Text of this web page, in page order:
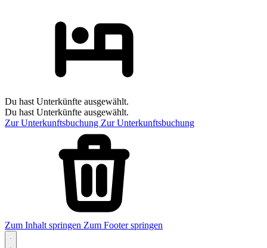
Du hast Unterkünfte ausgewählt.
Du hast Unterkünfte ausgewählt.
Zur Unterkunftsbuchung Zur Unterkunftsbuchung
Zum Inhalt springen Zum Footer springen